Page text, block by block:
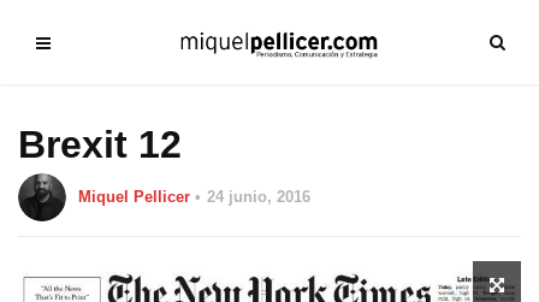
Brexit 12
Miquel Pellicer 24 junio, 2016